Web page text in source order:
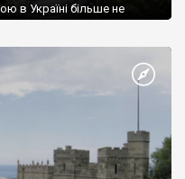
в Україні більше не